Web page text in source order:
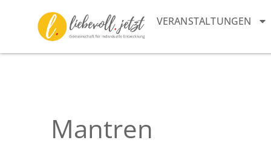
VERANSTALTUNGEN
Mantren